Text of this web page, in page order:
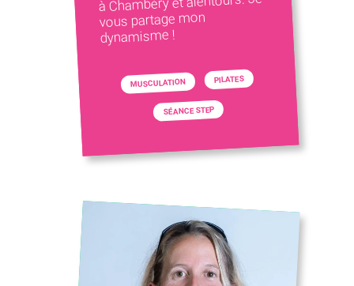
vous partage mon
dynamisme !
MUSCULATION PILATES
SÉANCE STEP